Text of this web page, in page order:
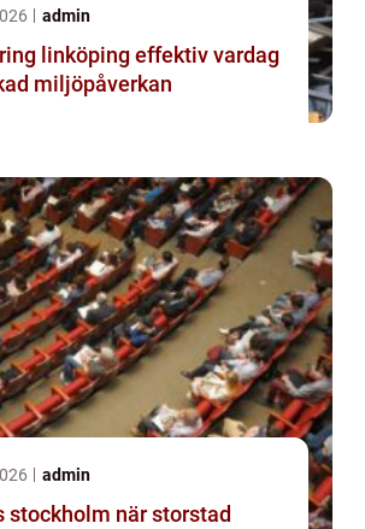
admin
effektiv vardag
miljöpåverkan
admin
när storstad